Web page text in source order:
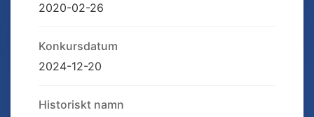
2020-02-26
Konkursdatum
2024-12-20
Historiskt namn